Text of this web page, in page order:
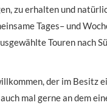
zu erhalten und
Tages– und
Touren nach
der im Besitz
mal gerne an dem